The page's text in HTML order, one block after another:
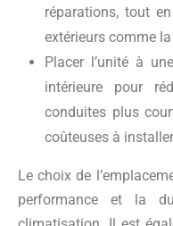
réparations, tout
extérieurs comme
Placer l’unité à
intérieure pour
conduites plus
coûteuses à
Le choix de
performance et la